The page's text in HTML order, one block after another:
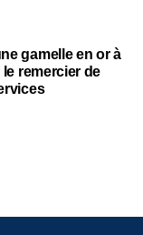
gamelle en or à
remercier de